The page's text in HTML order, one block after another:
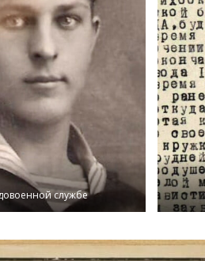
службе